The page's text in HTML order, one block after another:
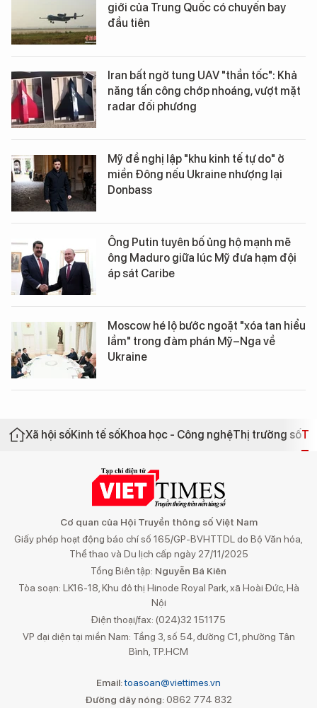
giới của Trung Quốc có chuyến bay
đầu tiên
Iran bất ngờ tung UAV "thần tốc": Khả
năng tấn công chớp nhoáng, vượt mặt
radar đối phương
Mỹ đề nghị lập "khu kinh tế tự do" ở
miền Đông nếu Ukraine nhượng lại
Donbass
Ông Putin tuyên bố ủng hộ mạnh mẽ
ông Maduro giữa lúc Mỹ đưa hạm đội
áp sát Caribe
Moscow hé lộ bước ngoặt "xóa tan hiểu
lầm" trong đàm phán Mỹ–Nga về
Ukraine
Xã hội sốKinh tế sốKhoa học - Công nghệThị trường số
Cơ quan của Hội Truyền thông số Việt Nam
Giấy phép hoạt động báo chí số 165/GP-BVHTTDL do Bộ Văn hóa,
Thể thao và Du lịch cấp ngày 27/11/2025
Tổng Biên tập: Nguyễn Bá Kiên
Tòa soạn: LK16-18, Khu đô thị Hinode Royal Park, xã Hoài Đức, Hà
Nội
Điện thoại/fax: (024)32 151175
VP đại diện tại miền Nam: Tầng 3, số 54, đường C1, phường Tân
Bình, TP.HCM
Email:toasoan@viettimes.vn
Đường dây nóng: 0862 774 832